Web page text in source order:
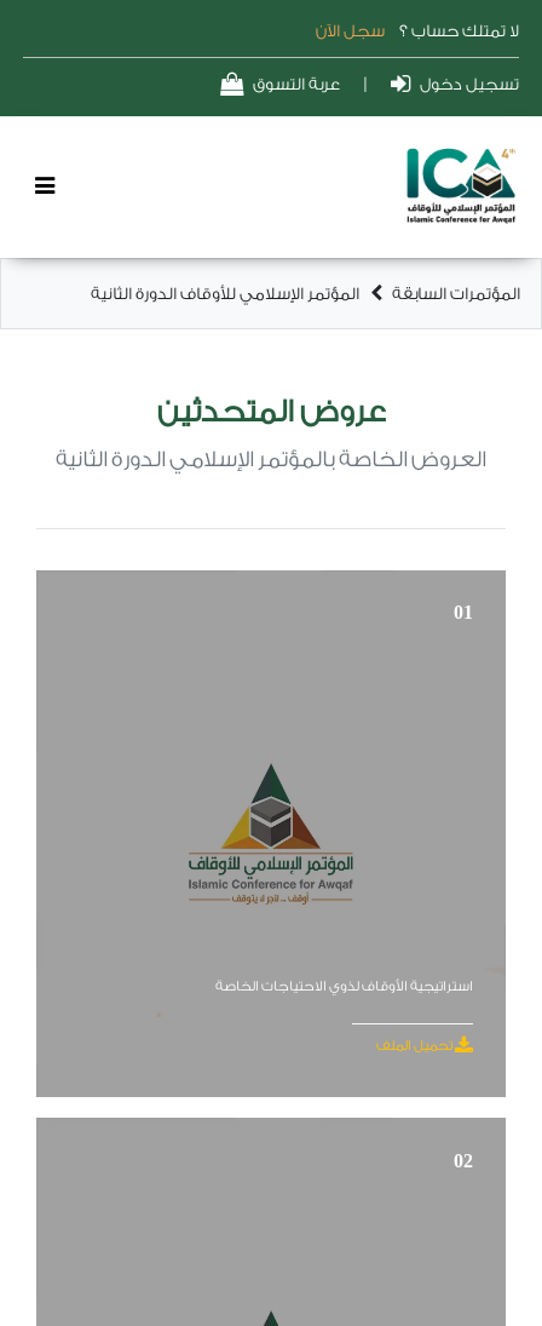
تمتلك حساب ؟ سجل الآن
دخول | عربة التسوق
السابقة المؤتمر الإسلامي للأوقاف الدورة الثانية
عروض المتحدثين
العروض الخاصة بالمؤتمر الإسلامي الدورة الثانية
استراتيجية الأوقاف لذوي الاحتياجات الخاصة
تحميل الملف